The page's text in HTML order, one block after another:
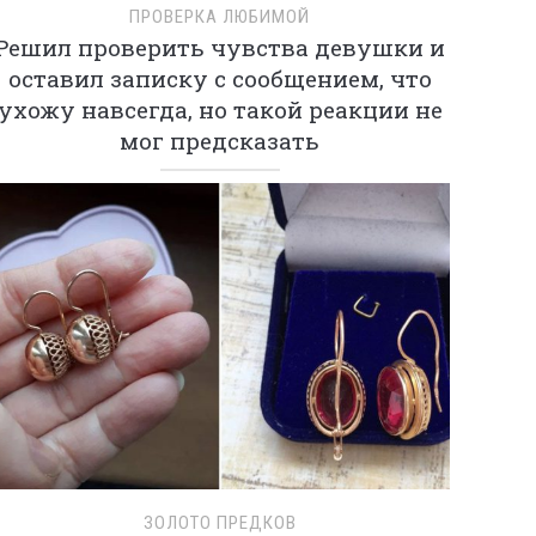
ПРОВЕРКА ЛЮБИМОЙ
проверить чувства девушки и
оставил записку с сообщением, что
навсегда, но такой реакции не
мог предсказать
ЗОЛОТО ПРЕДКОВ